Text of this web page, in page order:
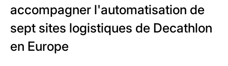
accompagner l'automatisation de
sept sites logistiques de Decathlon
en Europe